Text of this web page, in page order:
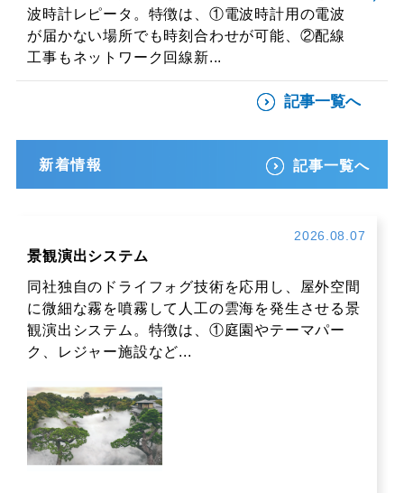
波時計レピータ。特徴は、①電波時計用の電波
が届かない場所でも時刻合わせが可能、②配線
工事もネットワーク回線新...
記事一覧へ
新着情報 記事一覧へ
2026.08.07
景観演出システム
同社独自のドライフォグ技術を応用し、屋外空間
に微細な霧を噴霧して人工の雲海を発生させる景
観演出システム。特徴は、①庭園やテーマパー
ク、レジャー施設など...